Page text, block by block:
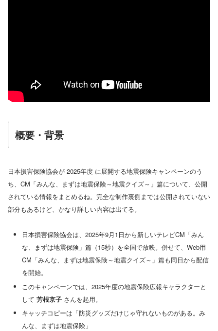
概要・背景
日本損害保険協会が 2025年度 に展開する地震保険キャンペーンのう
ち、CM「みんな、まずは地震保険～地震クイズ～」篇について、公開
されている情報をまとめるね。完全な制作裏側までは公開されていない
部分もあるけど、かなり詳しい内容は出てる。
日本損害保険協会は、2025年9月1日から新しいテレビCM「みん
な、まずは地震保険」篇（15秒）を全国で放映。併せて、Web用
CM「みんな、まずは地震保険～地震クイズ～」篇も同日から配信
を開始。
このキャンペーンでは、2025年度の地震保険広報キャラクターと
して 芳根京子さんを起用。
キャッチコピーは「防災グッズだけじゃ守れないものがある。み
んな、まずは地震保険」